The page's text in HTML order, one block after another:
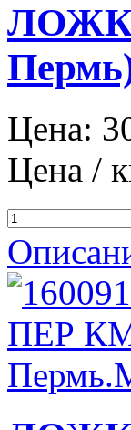
Цена:
Цена /